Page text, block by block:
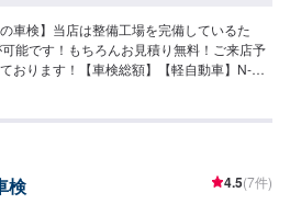
車検】当店は整備工場を完備しているた
能です！もちろんお見積り無料！ご来店予
おります！【車検総額】【軽自動車】N-
(1.0t以下)車検基本料：11,000円自賠責保
保険：17,650円重量税：24,600円印紙
検 4.5(7件)